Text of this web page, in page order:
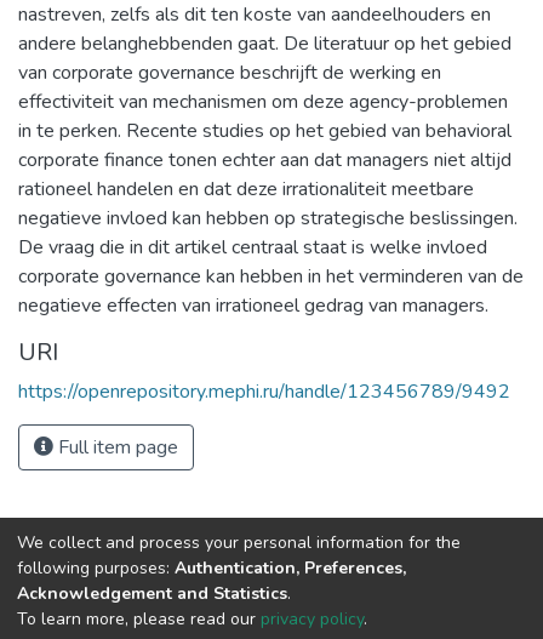
nastreven, zelfs als dit ten koste van aandeelhouders en
andere belanghebbenden gaat. De literatuur op het gebied
van corporate governance beschrijft de werking en
effectiviteit van mechanismen om deze agency-problemen
in te perken. Recente studies op het gebied van behavioral
corporate finance tonen echter aan dat managers niet altijd
rationeel handelen en dat deze irrationaliteit meetbare
negatieve invloed kan hebben op strategische beslissingen.
De vraag die in dit artikel centraal staat is welke invloed
corporate governance kan hebben in het verminderen van de
negatieve effecten van irrationeel gedrag van managers.
URI
https://openrepository.mephi.ru/handle/123456789/9492
Full item page
We collect and process your personal information for the
following purposes: Authentication, Preferences,
Acknowledgement and Statistics.
To learn more, please read our privacy policy.